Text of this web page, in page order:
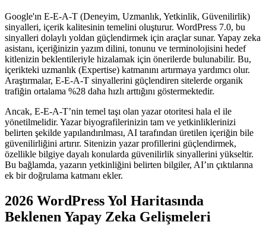
Google'ın E-E-A-T (Deneyim, Uzmanlık, Yetkinlik, Güvenilirlik)
sinyalleri, içerik kalitesinin temelini oluşturur. WordPress 7.0, bu
sinyalleri dolaylı yoldan güçlendirmek için araçlar sunar. Yapay zeka
asistanı, içeriğinizin yazım dilini, tonunu ve terminolojisini hedef
kitlenizin beklentileriyle hizalamak için önerilerde bulunabilir. Bu,
içerikteki uzmanlık (Expertise) katmanını artırmaya yardımcı olur.
Araştırmalar, E-E-A-T sinyallerini güçlendiren sitelerde organik
trafiğin ortalama %28 daha hızlı arttığını göstermektedir.
Ancak, E-E-A-T’nin temel taşı olan yazar otoritesi hala el ile
yönetilmelidir. Yazar biyografilerinizin tam ve yetkinliklerinizi
belirten şekilde yapılandırılması, AI tarafından üretilen içeriğin bile
güvenilirliğini artırır. Sitenizin yazar profillerini güçlendirmek,
özellikle bilgiye dayalı konularda güvenilirlik sinyallerini yükseltir.
Bu bağlamda, yazarın yetkinliğini belirten bilgiler, AI’ın çıktılarına
ek bir doğrulama katmanı ekler.
2026 WordPress Yol Haritasında
Beklenen Yapay Zeka Gelişmeleri